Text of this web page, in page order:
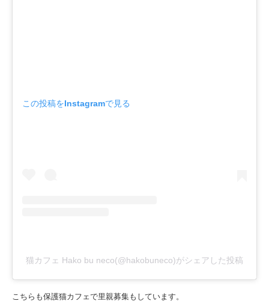
この投稿をInstagramで見る
猫カフェ Hako bu neco(@hakobuneco)がシェアした投稿
こちらも保護猫カフェで里親募集もしています。